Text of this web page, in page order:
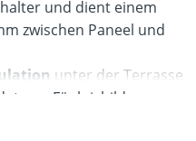
und dient einem
zwischen Paneel und
unter der Terrasse
um Fäulnisbildung zu
normale